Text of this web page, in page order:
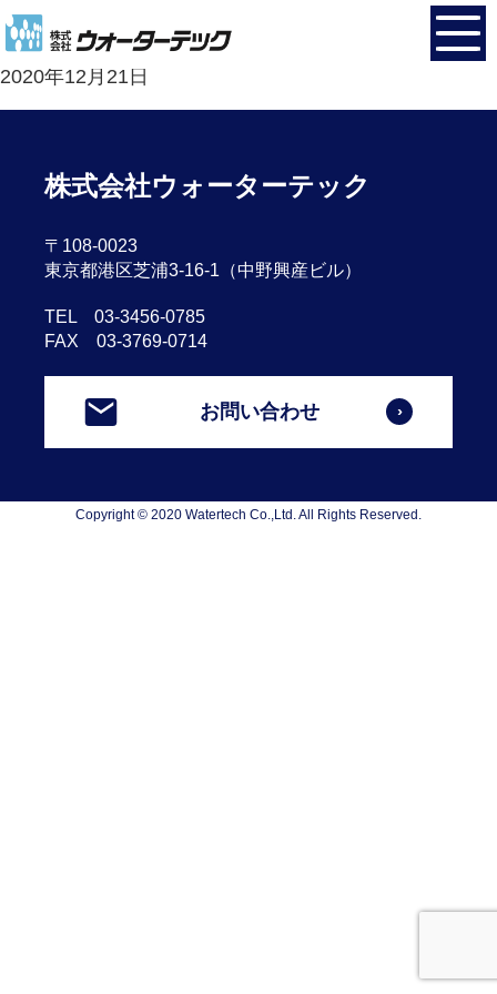
鹿児島営業所
2020年12月21日
株式会社ウォーターテック
〒108-0023
東京都港区芝浦3-16-1（中野興産ビル）
TEL 03-3456-0785
FAX 03-3769-0714
お問い合わせ
Copyright © 2020 Watertech Co.,Ltd. All Rights Reserved.